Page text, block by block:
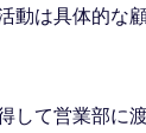
動は具体的な
して営業部に